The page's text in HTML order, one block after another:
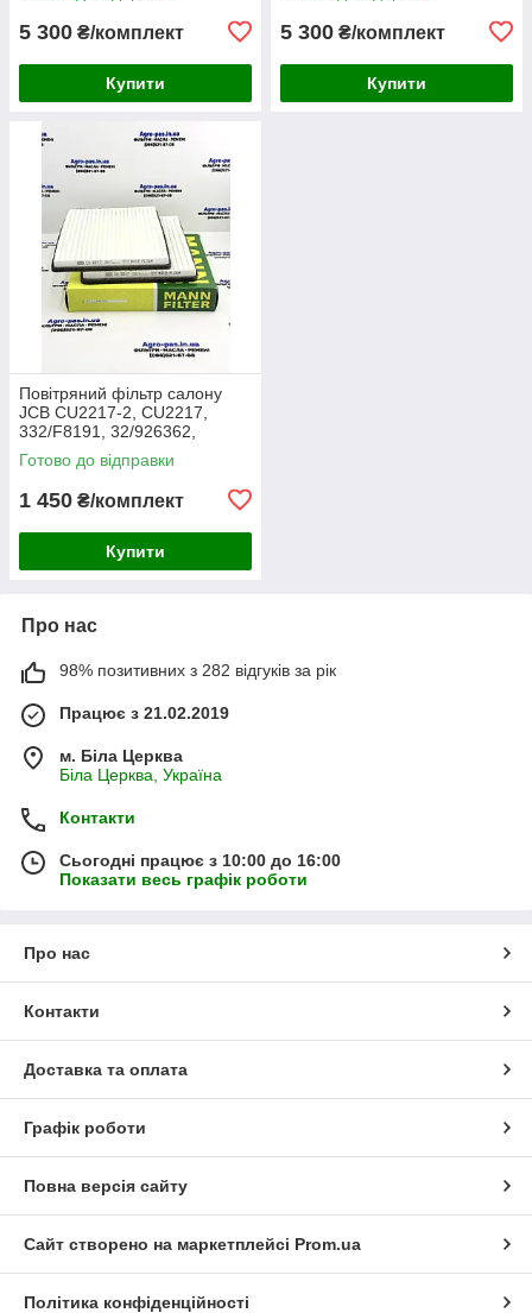
5 300 ₴/комплект
Купити
5 300 ₴/комплект
Купити
Повітряний фільтр салону
JCB CU2217-2, CU2217,
332/F8191, 32/926362,
30/926362, AA2983, CA-
43030, SC60055, SKL46354,
Готово до відправки
1 450 ₴/комплект
Купити
Про нас
98% позитивних з 282 відгуків за рік
Працює з 21.02.2019
м. Біла Церква
Біла Церква, Україна
Контакти
Сьогодні працює з 10:00 до 16:00
Показати весь графік роботи
Про нас
Контакти
Доставка та оплата
Графік роботи
Повна версія сайту
Сайт створено на маркетплейсі Prom.ua
Політика конфіденційності